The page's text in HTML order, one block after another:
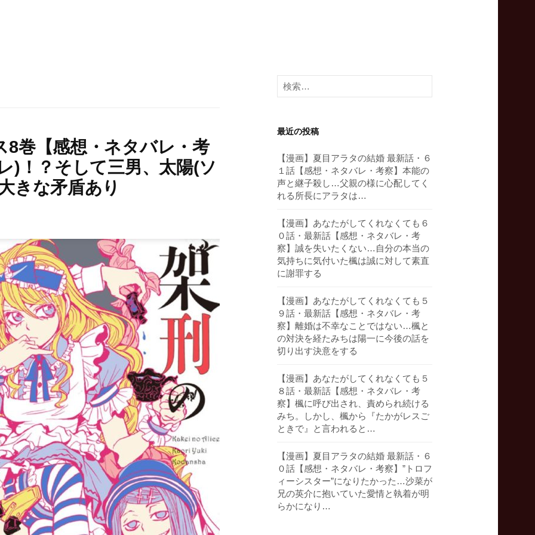
8巻【感想・ネタバレ・考
)！？そして三男、太陽(ソ
きな矛盾あり
検
索:
最近の投稿
【漫画】夏目アラタの結婚 最新話・６
１話【感想・ネタバレ・考察】本能の
声と継子殺し…父親の様に心配してく
れる所長にアラタは…
【漫画】あなたがしてくれなくても６
０話・最新話【感想・ネタバレ・考
察】誠を失いたくない…自分の本当の
気持ちに気付いた楓は誠に対して素直
に謝罪する
【漫画】あなたがしてくれなくても５
９話・最新話【感想・ネタバレ・考
察】離婚は不幸なことではない…楓と
の対決を経たみちは陽一に今後の話を
切り出す決意をする
【漫画】あなたがしてくれなくても５
８話・最新話【感想・ネタバレ・考
察】楓に呼び出され、責められ続ける
みち。しかし、楓から『たかがレスご
ときで』と言われると…
【漫画】夏目アラタの結婚 最新話・６
０話【感想・ネタバレ・考察】”トロフ
ィーシスター”になりたかった…沙菜が
兄の英介に抱いていた愛情と執着が明
らかになり…